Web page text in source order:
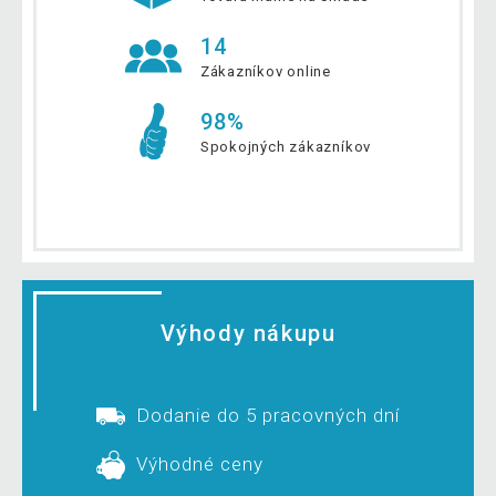
14
Zákazníkov online
98%
Spokojných zákazníkov
Výhody nákupu
Dodanie do 5 pracovných dní
Výhodné ceny